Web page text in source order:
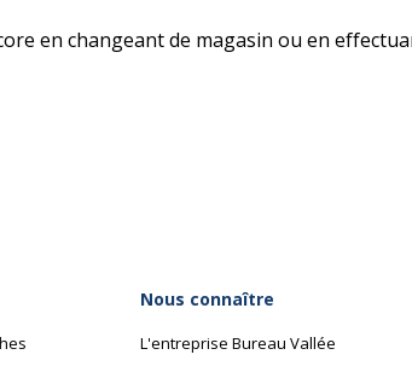
en changeant de magasin ou en
Nous connaître
L'entreprise Bureau Vallée